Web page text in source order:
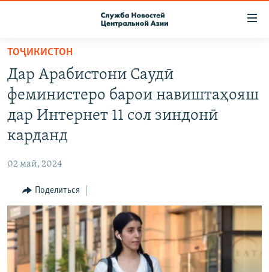
Вернуться
основному
содержанию
Вернутся
главной
Вернутся
поиску
ПОДПИСКА
КОНТАКТЫ
МИГРАНТ МЕДИА
ТОҶИКИСТОН
Дар Арабистони Саудӣ
феминистеро барои навиштаҳояш
дар Интернет 11 сол зиндонӣ
карданд
02 май, 2024
Поделиться